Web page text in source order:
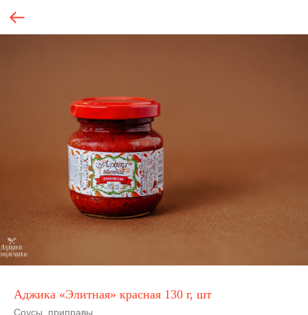
Аджика «Элитная» красная 130 г, шт
Соусы, приправы